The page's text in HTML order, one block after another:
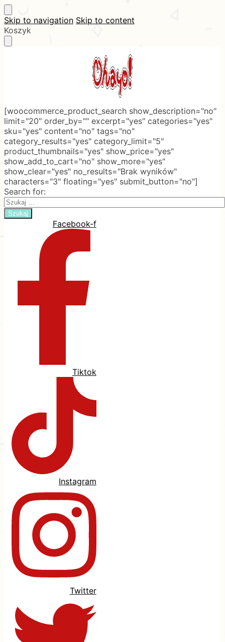
Skip to navigation Skip to content
Koszyk
[woocommerce_product_search show_description="no"
limit="20" order_by="" excerpt="yes" categories="yes"
sku="yes" content="no" tags="no"
category_results="yes" category_limit="5"
product_thumbnails="yes" show_price="yes"
show_add_to_cart="no" show_more="yes"
show_clear="yes" no_results="Brak wyników"
characters="3" floating="yes" submit_button="no"]
Search for:
Facebook-f
Tiktok
Instagram
Twitter